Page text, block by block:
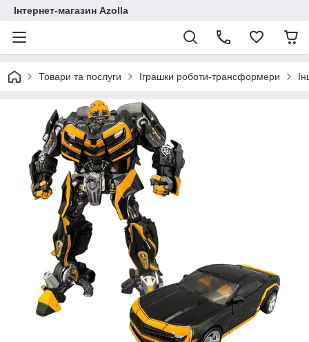
Інтернет-магазин Azolla
Товари та послуги Іграшки роботи-трансформери